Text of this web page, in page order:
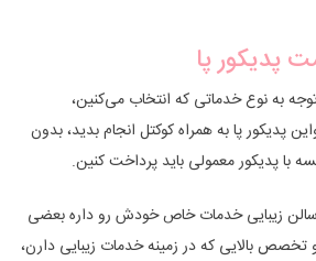
پدیکور پا
به نوع خدماتی که انتخاب می‌کنین،
پدیکور پا به همراه کوکتل انجام بدید، بدون
با پدیکور معمولی باید پرداخت کنین.
زیبایی خدمات خاص خودش رو داره بعضی
تخصص بالایی که در زمینه خدمات زیبایی دارن،